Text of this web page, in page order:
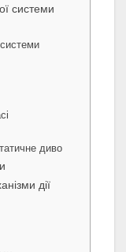
системи
диво
дії